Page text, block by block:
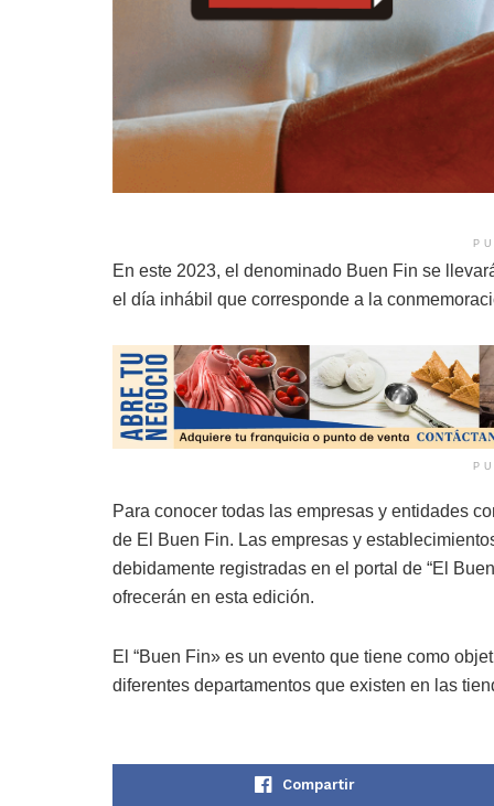
En este 2023, el denominado Buen Fin se
el día inhábil que corresponde a la
Para conocer todas las empresas y entidades
de El Buen Fin. Las empresas y
debidamente registradas en el portal de “El
ofrecerán en esta edición.
El “Buen Fin» es un evento que tiene como
diferentes departamentos que existen en las
Compartir